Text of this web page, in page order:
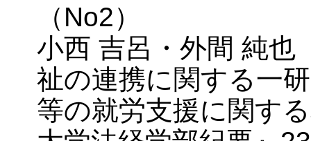
（No2）
小西 吉呂・外間 純
祉の連携に関する一
等の就労支援に関す